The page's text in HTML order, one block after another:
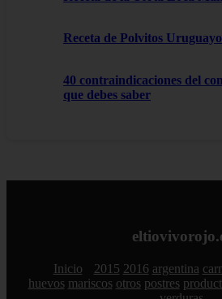
Receta de Polvitos
40 contraindicaciones del
que debes saber
Inicio 2015 2016 argentina
huevos mariscos otros postres